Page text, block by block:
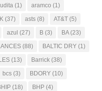
(1) aramco (1)
(37) asts (8) AT&T (5)
azul (27) B (3) BA(23)
(88) BALTIC DRY (1)
(13) Barrick (38)
bcs (3) BDORY (10)
(18) BHP (4)